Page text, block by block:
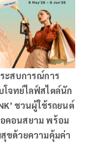
ะสบการณ์การ
จทย์ไลฟ์สไตล์นัก
ชวนผู้ใช้รถยนต์
คอนสยาม พร้อม
ขด้วยความคุ้มค่า